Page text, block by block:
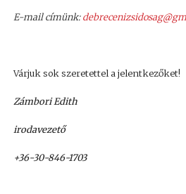
E-mail címünk:
Várjuk sok szeretettel a jelentkezőket!
Zámbori Edith
irodavezető
+36-30-846-1703